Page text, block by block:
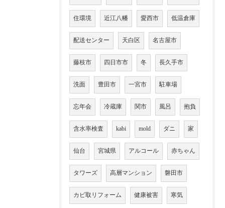
住環境 近江八幡 愛西市 低温倉庫
配送センター 天白区 名古屋市
藤枝市 四日市市 冬 長久手市
洗面 豊田市 一宮市 駐車場
忘年会 冷蔵庫 関市 風呂 抱負
含水率検査 kabi mold ダニ 家
仙台 宮城県 アルコール 赤ちゃん
タワーズ 高層マンション 磐田市
カビ取リフォーム 健康被害 寒気